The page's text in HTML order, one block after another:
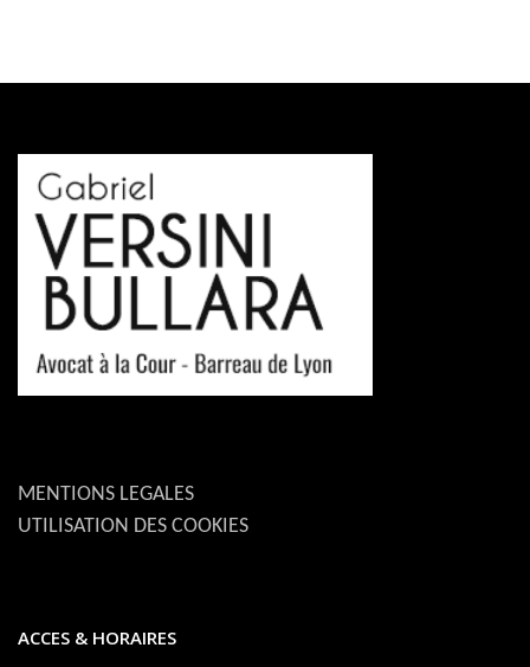
MENTIONS LEGALES
UTILISATION DES COOKIES
ACCES & HORAIRES